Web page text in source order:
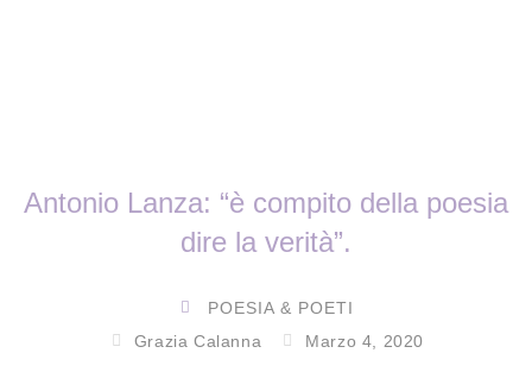
Antonio Lanza: “è compito della poesia
dire la verità”.
POESIA & POETI
Grazia Calanna
Marzo 4, 2020